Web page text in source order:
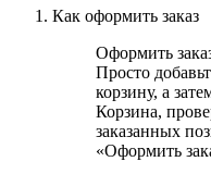
Как оформить заказ
Оформить
Просто
корзину, а
Корзина,
заказанных
«Оформить